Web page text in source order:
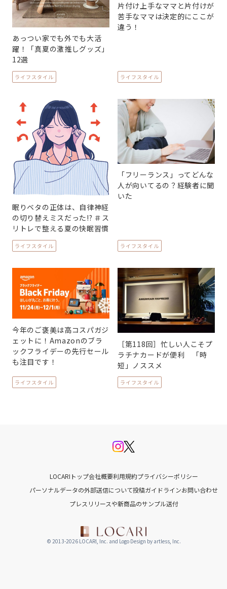
あっつい家でも外でも大活
躍！「真夏の激推しグッズ」
12選
ライフスタイル
片付け上手なママと片付けが
苦手なママは決定的にここが
違う！
ライフスタイル
眠りベタの正体は、自律神経
の切り替えミスだった!? ＃ス
リトレで整える夏の快眠習慣
ライフスタイル
「フリーランス」ってどんな
人が向いてるの？経験者に聞
いた
ライフスタイル
今年のご褒美は高コスパガジ
ェットに！Amazonのブラ
ックフライデーの先行セール
も注目です！
ライフスタイル
［第118回］忙しい人こそプ
ラチナカードが便利 「時
短」ノススメ
ライフスタイル
LOCARIトップ会社概要利用規約プライバシーポリシー
パーソナルデータの外部送信について投稿ガイドラインお問い合わせ
プレスリリースや新商品のサンプル送付
© 2013-2026 LOCARI, Inc. and Logo Design by artless, Inc.